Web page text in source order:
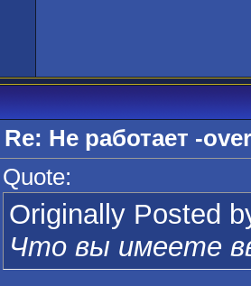
Re: Не работает -
Quote:
Originally Posted
Что вы имеете